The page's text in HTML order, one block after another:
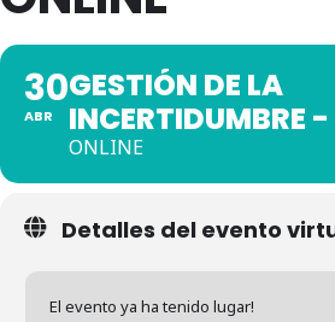
30
ABR
GESTIÓN DE LA
INCERTIDUMBRE -
ONLINE
Detalles del evento
El evento ya ha tenido lugar!